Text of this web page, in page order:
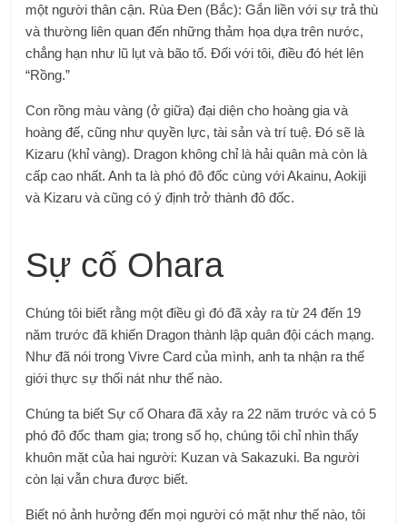
một người thân cận. Rùa Đen (Bắc): Gắn liền với sự trả thù
và thường liên quan đến những thảm họa dựa trên nước,
chẳng hạn như lũ lụt và bão tố. Đối với tôi, điều đó hét lên
“Rồng.”
Con rồng màu vàng (ở giữa) đại diện cho hoàng gia và
hoàng đế, cũng như quyền lực, tài sản và trí tuệ. Đó sẽ là
Kizaru (khỉ vàng). Dragon không chỉ là hải quân mà còn là
cấp cao nhất. Anh ta là phó đô đốc cùng với Akainu, Aokiji
và Kizaru và cũng có ý định trở thành đô đốc.
Sự cố Ohara
Chúng tôi biết rằng một điều gì đó đã xảy ra từ 24 đến 19
năm trước đã khiến Dragon thành lập quân đội cách mạng.
Như đã nói trong Vivre Card của mình, anh ta nhận ra thế
giới thực sự thối nát như thế nào.
Chúng ta biết Sự cố Ohara đã xảy ra 22 năm trước và có 5
phó đô đốc tham gia; trong số họ, chúng tôi chỉ nhìn thấy
khuôn mặt của hai người: Kuzan và Sakazuki. Ba người
còn lại vẫn chưa được biết.
Biết nó ảnh hưởng đến mọi người có mặt như thế nào, tôi